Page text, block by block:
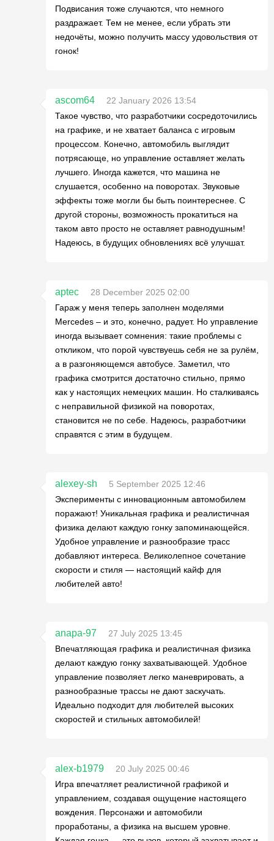
Подвисания тоже случаются, что немного
раздражает. Тем не менее, если убрать эти
недочёты, можно получить массу удовольствия от
гонок!
ascom64
22 January 2026 13:54
Такое чувство, что разработчики сосредоточились
на графике, и не хватает баланса с игровым
процессом. Конечно, автомобиль выглядит
потрясающе, но управление оставляет желать
лучшего. Иногда кажется, что машина не
слушается, особенно на поворотах. Звуковые
эффекты тоже могли бы быть поинтереснее. С
другой стороны, возможность прокатиться на
таком авто просто не оставляет равнодушным!
Надеюсь, в будущих обновлениях всё улучшат.
aptec
28 December 2025 02:00
Гараж у меня теперь заполнен моделями
Mercedes – и это, конечно, радует. Но управление
иногда вызывает сомнения: такие проблемы с
откликом, что порой чувствуешь себя не за рулём,
а в разгоняющемся автобусе. Заметил, что
графика смотрится достаточно стильно, прямо
как у настоящих немецких машин. Но сталкиваясь
с неправильной физикой на поворотах,
становится не по себе. Надеюсь, разработчики
справятся с этим в будущем.
alexey-sh
5 September 2025 12:46
Эксперименты с инновационным автомобилем
поражают! Уникальная графика и реалистичная
физика делают каждую гонку запоминающейся.
Удобное управление и разнообразие трасс
добавляют интереса. Великолепное сочетание
скорости и стиля — настоящий кайф для
любителей авто!
anapa-97
27 July 2025 13:45
Впечатляющая графика и реалистичная физика
делают каждую гонку захватывающей. Удобное
управление позволяет легко маневрировать, а
разнообразные трассы не дают заскучать.
Идеально подходит для любителей высоких
скоростей и стильных автомобилей!
alex-b1979
20 July 2025 00:46
Игра впечатляет реалистичной графикой и
управлением, создавая ощущение настоящего
вождения. Персонажи и автомобили
проработаны, а физика на высшем уровне.